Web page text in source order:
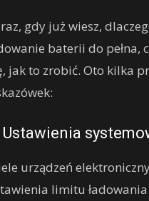
gdy już wiesz,
baterii do pełna,
jak to zrobić. Oto kilka
Ustawienia
urządzeń
limitu